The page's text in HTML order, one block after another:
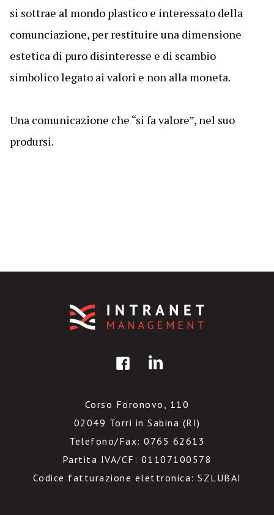
si sottrae al mondo plastico e interessato della
comunciazione, per restituire una dimensione
estetica di puro disinteresse e di scambio
simbolico legato ai valori e non alla moneta.
Una comunicazione che “si fa valore”, nel suo
prodursi.
Corso Foronovo, 110
02049 Torri in Sabina (RI)
Telefono/Fax: 0765 62613
Partita IVA/CF: 01107100578
Codice fatturazione elettronica: SZLUBAI